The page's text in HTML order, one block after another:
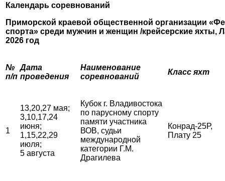
Календарь соревнований
Приморской краевой общественной организации
спорта» среди мужчин и женщин /крейсерские яхты,
2026 год
№
п/п
Дата
проведения
Наименование
соревнований
Класс яхт
1
13,20,27 мая;
3,10,17,24
июня;
1,15,22,29
июля;
5 августа
Кубок г. Владивостока
по парусному спорту
памяти участника
ВОВ, судьи
международной
категории Г.М.
Драгилева
Конрад-25Р,
Плату 25